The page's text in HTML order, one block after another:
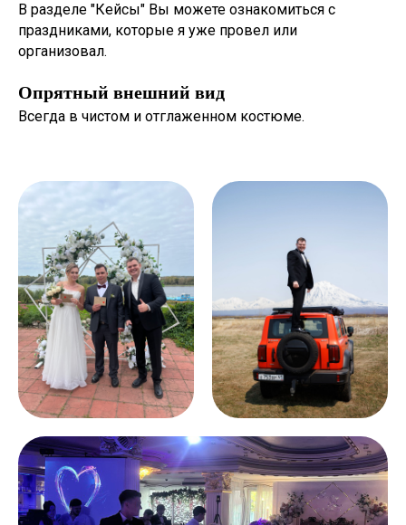
В разделе "Кейсы" Вы можете ознакомиться с
праздниками, которые я уже провел или
организовал.
Опрятный внешний вид
Всегда в чистом и отглаженном костюме.